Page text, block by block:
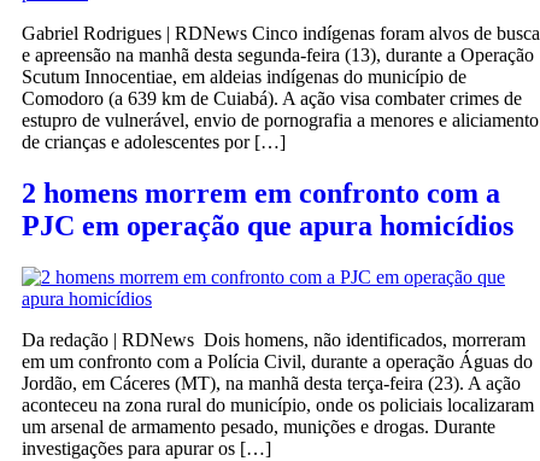
Gabriel Rodrigues | RDNews Cinco indígenas foram alvos de busca
e apreensão na manhã desta segunda-feira (13), durante a Operação
Scutum Innocentiae, em aldeias indígenas do município de
Comodoro (a 639 km de Cuiabá). A ação visa combater crimes de
estupro de vulnerável, envio de pornografia a menores e aliciamento
de crianças e adolescentes por […]
2 homens morrem em confronto com a
PJC em operação que apura homicídios
Da redação | RDNews Dois homens, não identificados, morreram
em um confronto com a Polícia Civil, durante a operação Águas do
Jordão, em Cáceres (MT), na manhã desta terça-feira (23). A ação
aconteceu na zona rural do município, onde os policiais localizaram
um arsenal de armamento pesado, munições e drogas. Durante
investigações para apurar os […]